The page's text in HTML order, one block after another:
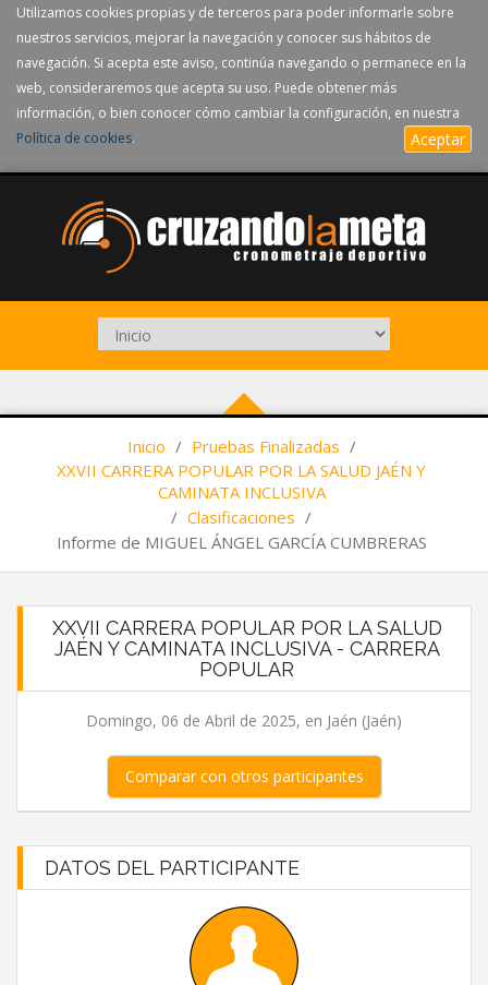
Utilizamos cookies propias y de terceros para poder informarle sobre
nuestros servicios, mejorar la navegación y conocer sus hábitos de
navegación. Si acepta este aviso, continúa navegando o permanece en la
web, consideraremos que acepta su uso. Puede obtener más
información, o bien conocer cómo cambiar la configuración, en nuestra
Política de cookies. Aceptar
Inicio / Pruebas Finalizadas /
XXVII CARRERA POPULAR POR LA SALUD JAÉN Y
CAMINATA INCLUSIVA
/ Clasificaciones /
Informe de MIGUEL ÁNGEL GARCÍA CUMBRERAS
XXVII CARRERA POPULAR POR LA SALUD
JAÉN Y CAMINATA INCLUSIVA - CARRERA
POPULAR
Domingo, 06 de Abril de 2025, en Jaén (Jaén)
Comparar con otros participantes
DATOS DEL PARTICIPANTE